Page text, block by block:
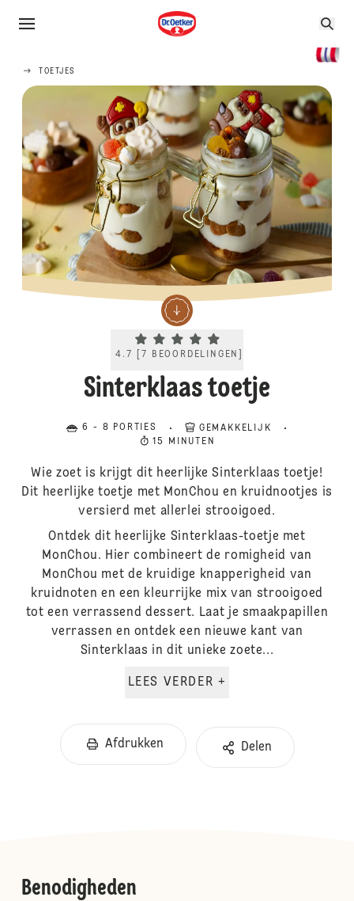
TOETJES
Current rating 4.7. Click to rate.
4.7 7 BEOORDELINGEN
Sinterklaas toetje
6 - 8 PORTIES
GEMAKKELIJK
15 MINUTEN
Wie zoet is krijgt dit heerlijke Sinterklaas toetje!
Dit heerlijke toetje met MonChou en kruidnootjes is
versierd met allerlei strooigoed.
Ontdek dit heerlijke Sinterklaas-toetje met
MonChou. Hier combineert de romigheid van
MonChou met de kruidige knapperigheid van
kruidnoten en een kleurrijke mix van strooigoed
tot een verrassend dessert. Laat je smaakpapillen
verrassen en ontdek een nieuwe kant van
Sinterklaas in dit unieke zoete...
LEES VERDER +
Afdrukken Delen
Benodigheden